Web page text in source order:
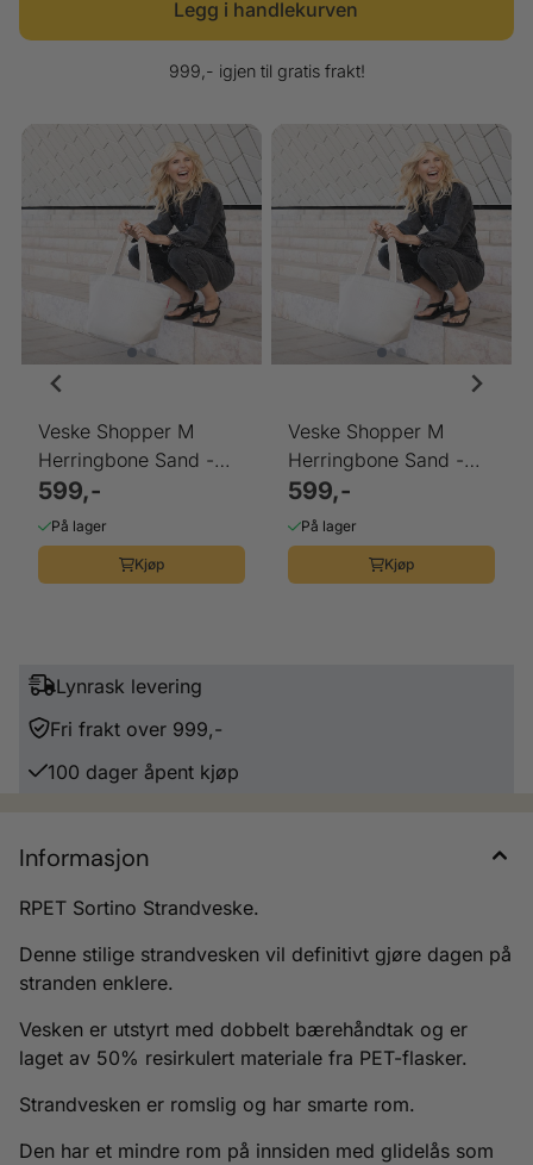
999,- igjen til gratis frakt!
Veske Shopper M
Herringbone Sand -
Reisenthel
599,-
På lager
Kjøp
Veske Shopper M
Herringbone Sand -
Reisenthel
599,-
På lager
Kjøp
Lynrask levering
Fri frakt over 999,-
100 dager åpent kjøp
Informasjon
RPET Sortino Strandveske.
Denne stilige strandvesken vil definitivt gjøre dagen på
stranden enklere.
Vesken er utstyrt med dobbelt bærehåndtak og er
laget av 50% resirkulert materiale fra PET-flasker.
Strandvesken er romslig og har smarte rom.
Den har et mindre rom på innsiden med glidelås som